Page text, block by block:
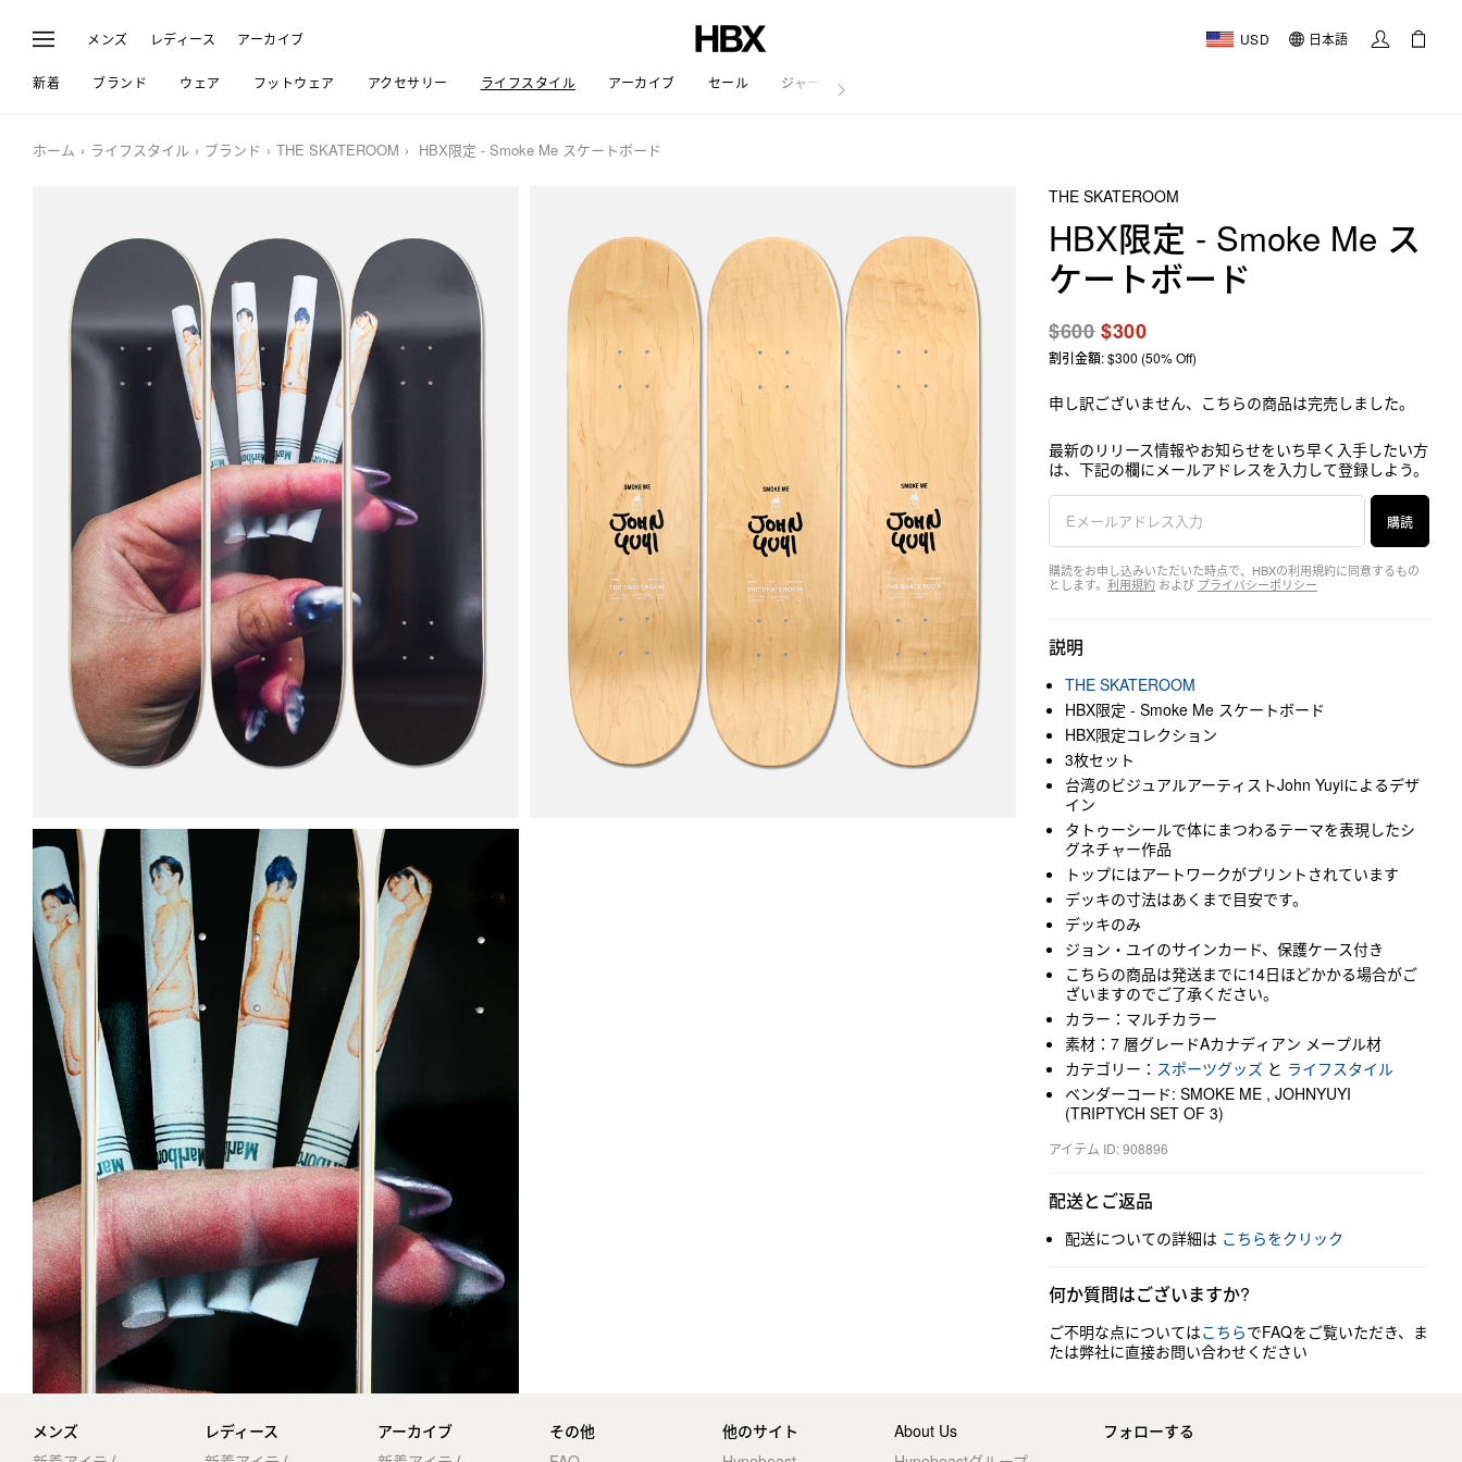
メンズ レディース アーカイブ USD 日本語
新着 ブランド ウェア フットウェア アクセサリー ライフスタイル アーカイブ セール ジャーナル
ホーム ライフスタイル ブランド THE SKATEROOM HBX限定 - Smoke Me スケートボード
THE SKATEROOM
HBX限定 - Smoke Me ス
ケートボード
$600$300
割引金額: $300 (50% Off)
申し訳ございません、こちらの商品は完売しました。
最新のリリース情報やお知らせをいち早く入手したい方
は、下記の欄にメールアドレスを入力して登録しよう。
購読
購読をお申し込みいただいた時点で、HBXの利用規約に同意するもの
とします。 利用規約 および プライバシーポリシー
説明
THE SKATEROOM
HBX限定 - Smoke Me スケートボード
HBX限定コレクション
3枚セット
台湾のビジュアルアーティストJohn Yuyiによるデザ
イン
タトゥーシールで体にまつわるテーマを表現したシ
グネチャー作品
トップにはアートワークがプリントされています
デッキの寸法はあくまで目安です。
デッキのみ
ジョン・ユイのサインカード、保護ケース付き
こちらの商品は発送までに14日ほどかかる場合がご
ざいますのでご了承ください。
カラー：マルチカラー
素材：7 層グレードAカナディアン メープル材
カテゴリー： スポーツグッズ と ライフスタイル
ベンダーコード: SMOKE ME , JOHNYUYI
(TRIPTYCH SET OF 3)
アイテム ID: 908896
配送とご返品
配送についての詳細は こちらをクリック
何か質問はございますか?
ご不明な点についてはこちらでFAQをご覧いただき、ま
たは弊社に直接お問い合わせください
メンズ
レディース
アーカイブ
その他
他のサイト
About Us
フォローする